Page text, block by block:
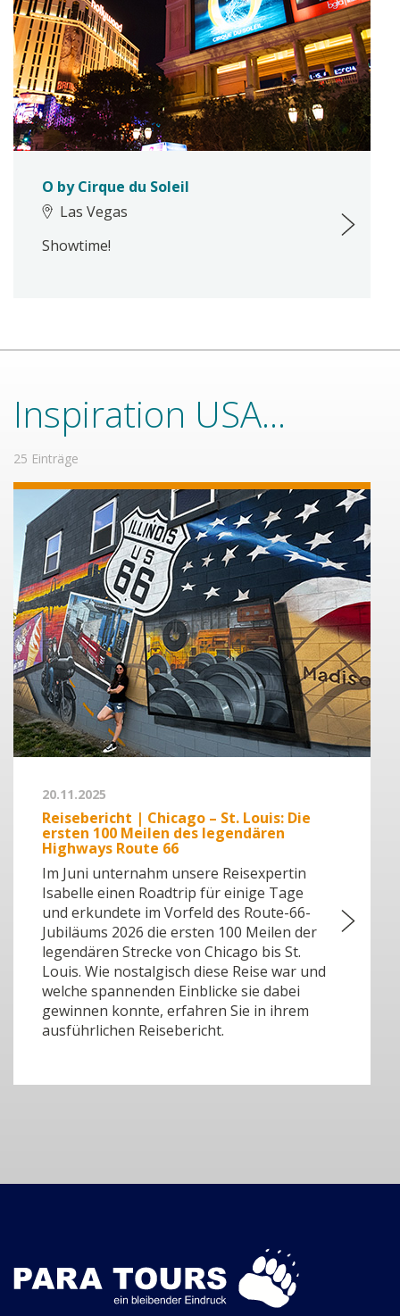
O by Cirque du Soleil
Las Vegas
Showtime!
Inspiration USA...
25 Einträge
20.11.2025
Reisebericht | Chicago – St. Louis: Die
ersten 100 Meilen des legendären
Highways Route 66
Im Juni unternahm unsere Reisexpertin
Isabelle einen Roadtrip für einige Tage
und erkundete im Vorfeld des Route-66-
Jubiläums 2026 die ersten 100 Meilen der
legendären Strecke von Chicago bis St.
Louis. Wie nostalgisch diese Reise war und
welche spannenden Einblicke sie dabei
gewinnen konnte, erfahren Sie in ihrem
ausführlichen Reisebericht.